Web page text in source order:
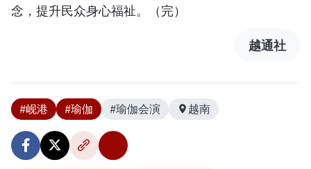
念，提升民众身心福祉。（完）
越通社
#岘港 #瑜伽 #瑜伽会演 越南